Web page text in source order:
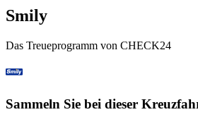
Smily
Das Treueprogramm von CHECK24
Sammeln Sie bei dieser